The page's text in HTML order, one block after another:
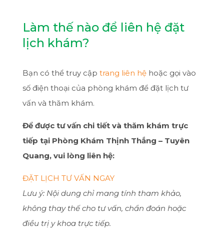
Làm thế nào để liên hệ đặt
lịch khám?
Bạn có thể truy cập trang liên hệhoặc gọi vào
số điện thoại của phòng khám để đặt lịch tư
vấn và thăm khám.
Để được tư vấn chi tiết và thăm khám trực
tiếp tại Phòng Khám Thịnh Thắng – Tuyên
Quang, vui lòng liên hệ:
ĐẶT LỊCH TƯ VẤN NGAY
Lưu ý: Nội dung chỉ mang tính tham khảo,
không thay thế cho tư vấn, chẩn đoán hoặc
điều trị y khoa trực tiếp.